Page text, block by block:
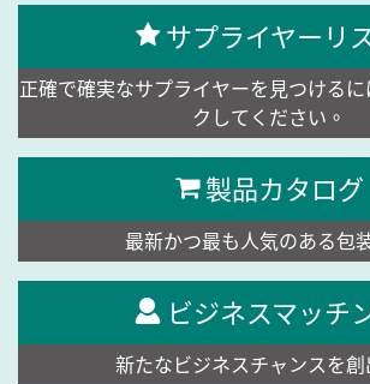
サプライヤーリ
正確で確実なサプライヤーを見つける
クしてください。
製品カタログ
最新かつ最も人気のある包
ビジネスマッチ
新たなビジネスチャンスを創